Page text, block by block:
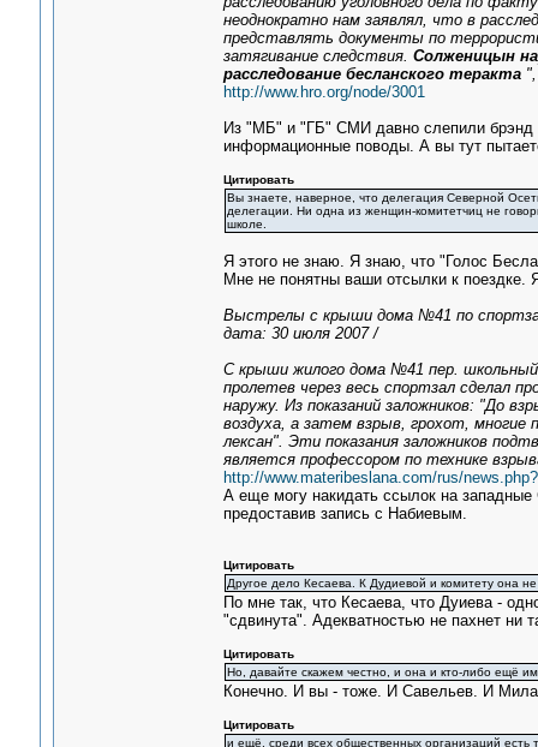
неоднократно нам заявлял, что в
представлять документы по
затягивание следствия. Солженицын
расследование бесланского теракта",
http://www.hro.org/node/3001
Из "МБ" и "ГБ" СМИ давно слепили брэнд
информационные поводы. А вы тут
Цитировать
Вы знаете, наверное, что делегация Северной
делегации. Ни одна из женщин-комитетчиц не
школе.
Я этого не знаю. Я знаю, что "Голос
Мне не понятны ваши отсылки к
Выстрелы с крыши дома №41 по
дата: 30 июля 2007 /
С крыши жилого дома №41 пер.
пролетев через весь спортзал сделал
наружу. Из показаний заложников: "До
воздуха, а затем взрыв, грохот, многие
лексан". Эти показания заложников
является профессором по технике
http://www.materibeslana.com/rus/
А еще могу накидать ссылок на
предоставив запись с Набиевым.
Цитировать
Другое дело Кесаева. К Дудиевой и комитету она
По мне так, что Кесаева, что Дуиева -
"сдвинута". Адекватностью не пахнет ни
Цитировать
Но, давайте скажем честно, и она и кто-либо ещё
Конечно. И вы - тоже. И Савельев. И
Цитировать
и ещё, среди всех общественных организаций есть